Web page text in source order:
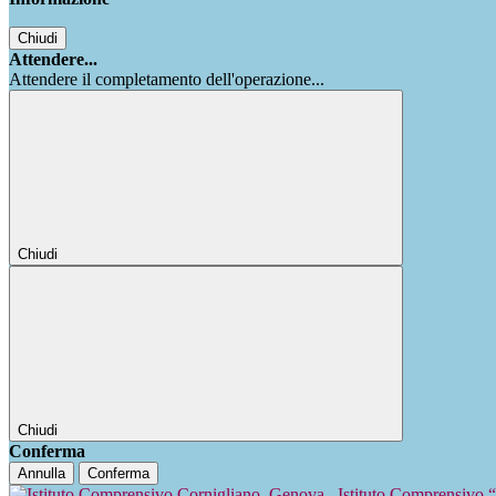
Chiudi
Attendere...
Attendere il completamento dell'operazione...
Chiudi
Chiudi
Conferma
Annulla Conferma